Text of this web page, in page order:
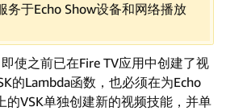
务于Echo Show设备和网络播放
使之前已在Fire TV应用中创建了视
的Lambda函数，也必须在为Echo
的VSK单独创建新的视频技能，并单